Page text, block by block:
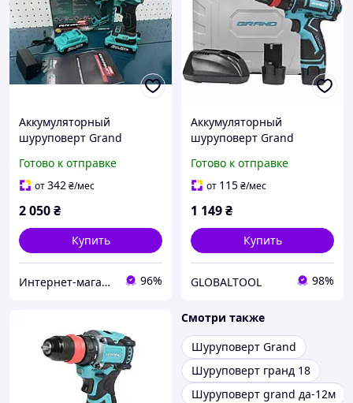
Аккумуляторный
шуруповерт Grand
Готово к отправке
от342₴/мес
2 050₴
Купить
Интернет-магазин "Mr.Tools" 96%
Аккумуляторный
шуруповерт Grand
Готово к отправке
от 115₴/мес
1 149₴
Купить
GLOBALTOOL 98%
Смотри также
Шуруповерт Grand
Шуруповерт гранд 18
Шуруповерт grand да-12м